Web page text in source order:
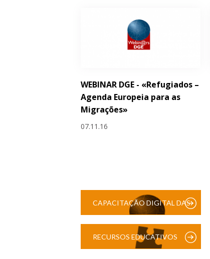
WEBINAR DGE - «Refugiados –
Agenda Europeia para as
Migrações»
07.11.16
CAPACITAÇÃO DIGITAL DAS
RECURSOS EDUCATIVOS